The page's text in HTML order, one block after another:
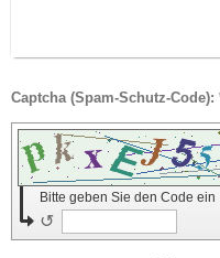
Bitte geben Sie den Code ein
↺